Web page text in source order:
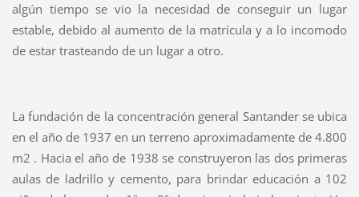
algún tiempo se vio la necesidad de conseguir un lugar
estable, debido al aumento de la matrícula y a lo incomodo
de estar trasteando de un lugar a otro.
La fundación de la concentración general Santander se ubica
en el año de 1937 en un terreno aproximadamente de 4.800
m2 . Hacia el año de 1938 se construyeron las dos primeras
aulas de ladrillo y cemento, para brindar educación a 102